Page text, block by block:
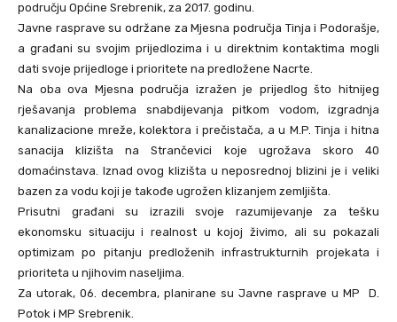
području Općine Srebrenik, za 2017. godinu.
Javne rasprave su održane za Mjesna područja Tinja i Podorašje,
a građani su svojim prijedlozima i u direktnim kontaktima mogli
dati svoje prijedloge i prioritete na predložene Nacrte.
Na oba ova Mjesna područja izražen je prijedlog što hitnijeg
rješavanja problema snabdijevanja pitkom vodom, izgradnja
kanalizacione mreže, kolektora i prečistača, a u M.P. Tinja i hitna
sanacija klizišta na Strančevici koje ugrožava skoro 40
domaćinstava. Iznad ovog klizišta u neposrednoj blizini je i veliki
bazen za vodu koji je takođe ugrožen klizanjem zemljišta.
Prisutni građani su izrazili svoje razumijevanje za tešku
ekonomsku situaciju i realnost u kojoj živimo, ali su pokazali
optimizam po pitanju predloženih infrastrukturnih projekata i
prioriteta u njihovim naseljima.
Za utorak, 06. decembra, planirane su Javne rasprave u MP D.
Potok i MP Srebrenik.